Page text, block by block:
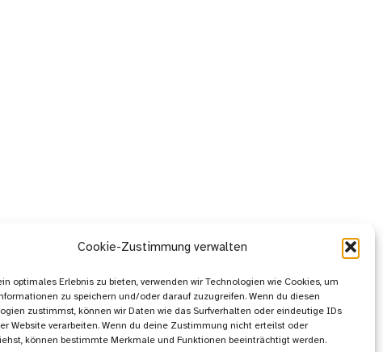
Cookie-Zustimmung verwalten
optimales Erlebnis zu bieten, verwenden wir Technologien wie Cookies, um
zu speichern und/oder darauf zuzugreifen. Wenn du diesen
zustimmst, können wir Daten wie das Surfverhalten oder eindeutige IDs
Website verarbeiten. Wenn du deine Zustimmung nicht erteilst oder
können bestimmte Merkmale und Funktionen beeinträchtigt werden.